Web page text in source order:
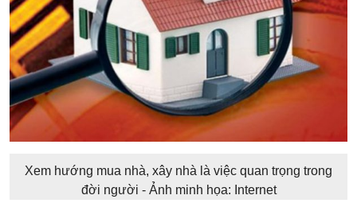
Xem hướng mua nhà, xây nhà là việc quan trọng trong
đời người - Ảnh minh họa: Internet